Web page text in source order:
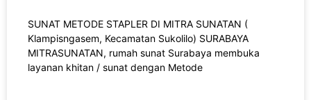
SUNAT METODE STAPLER DI MITRA SUNATAN (
Klampisngasem, Kecamatan Sukolilo) SURABAYA
MITRASUNATAN, rumah sunat Surabaya membuka
layanan khitan / sunat dengan Metode